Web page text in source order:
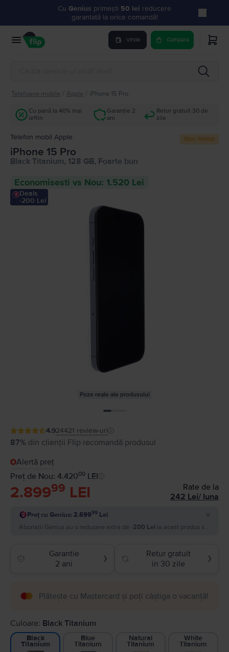
Cu Genius primești 50 lei reducere
garantată la orice comandă!
Vinde Cumpara
Telefoane mobile Apple iPhone 15 Pro
Cu până la 40% mai
ieftin
Garanție 2
ani
Retur gratuit 30 de
zile
Telefon mobil Apple Stoc limitat
iPhone 15 Pro
Black Titanium, 128 GB, Foarte bun
Economisesti vs Nou: 1.520 Lei
Deals
-200 Lei
Poze reale ale produsului
4.924421 review-uri
87% din clienții Flip recomandă produsul
Alertă preț
Preț de Nou: 4.42000 LEI
2.89999 LEI
Rate de la
242 Lei/ luna
Preț cu Genius: 2.69999 Lei
Abonații Genius au o reducere extra de
-200 Lei la acest produs si plătesc
Garantie
2 ani
❯
Retur gratuit
in 30 zile
❯
Plătește cu Mastercard și poți câștiga o vacanță!
Culoare: Black Titanium
Black
Titanium
Blue
Titanium
Natural
Titanium
White
Titanium